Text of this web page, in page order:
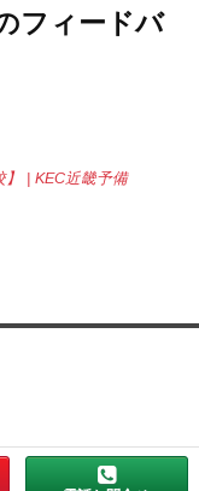
フィードバ
| KEC近畿予備